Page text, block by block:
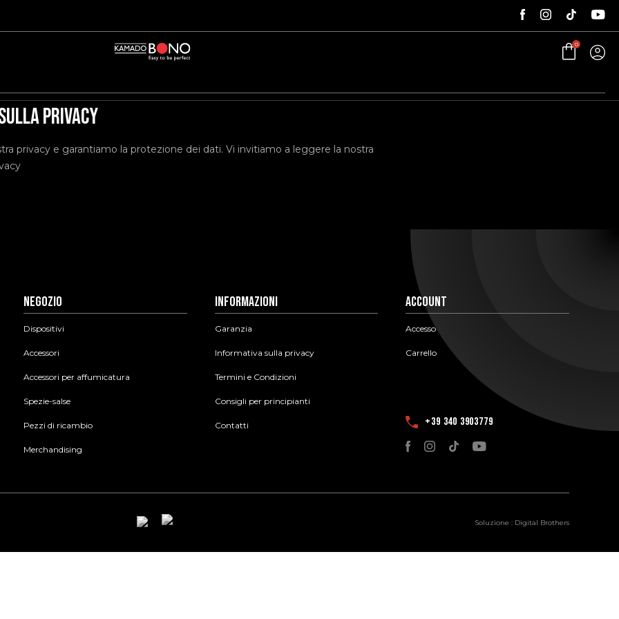
0
privacy
privacy e garantiamo la protezione dei dati. Vi invitiamo a leggere la nostra
Negozio
Dispositivi
Accessori
Accessori per affumicatura
Spezie-salse
Pezzi di ricambio
Merchandising
Informazioni
Garanzia
Informativa sulla privacy
Termini e Condizioni
Consigli per principianti
Contatti
Account
Accesso
Carrello
+39 340 3903779
Soluzione : Digital Brothers